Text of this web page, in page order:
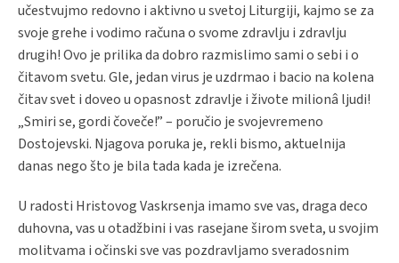
učestvujmo redovno i aktivno u svetoj Liturgiji, kajmo se za
svoje grehe i vodimo računa o svome zdravlju i zdravlju
drugih! Ovo je prilika da dobro razmislimo sami o sebi i o
čitavom svetu. Gle, jedan virus je uzdrmao i bacio na kolena
čitav svet i doveo u opasnost zdravlje i živote milionâ ljudi!
„Smiri se, gordi čoveče!” – poručio je svojevremeno
Dostojevski. Njagova poruka je, rekli bismo, aktuelnija
danas nego što je bila tada kada je izrečena.
U radosti Hristovog Vaskrsenja imamo sve vas, draga deco
duhovna, vas u otadžbini i vas rasejane širom sveta, u svojim
molitvama i očinski sve vas pozdravljamo sveradosnim